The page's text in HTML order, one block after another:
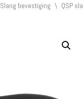
Slang bevestiging \ QSP